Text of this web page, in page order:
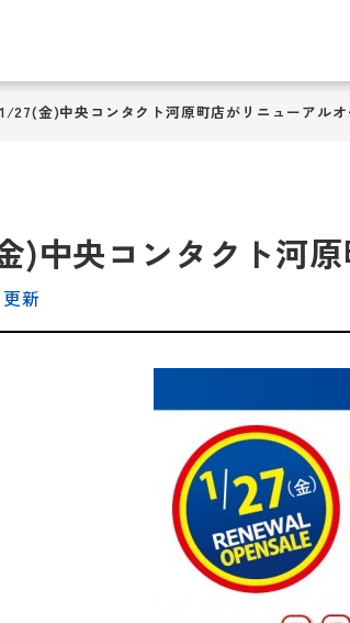
1/27(金)中央コンタクト河原町店がリニューアルオ
)中央コンタクト河
新